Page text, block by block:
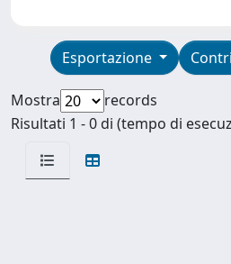
Esportazione
Mostra
records
Risultati 1 - 0 di (tempo di